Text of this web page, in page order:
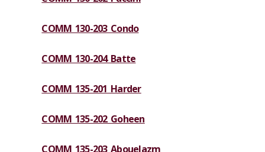
COMM 130-203 Condo
COMM 130-204 Batte
COMM 135-201 Harder
COMM 135-202 Goheen
COMM 135-203 Abouelazm